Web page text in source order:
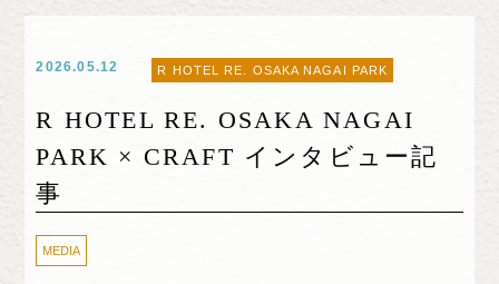
2026.05.12 R HOTEL RE. OSAKA NAGAI PARK
R HOTEL RE. OSAKA NAGAI
PARK × CRAFT インタビュー記
事
MEDIA